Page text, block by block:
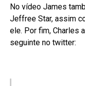
No vídeo James
Jeffree Star, assim
ele. Por fim, Charles
seguinte no twitter: